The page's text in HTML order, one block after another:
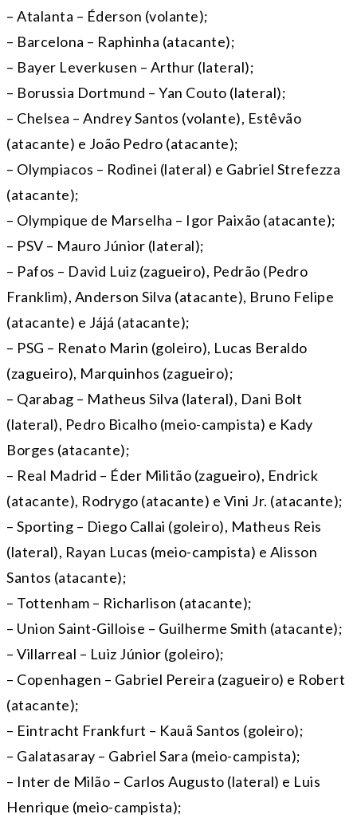
– Atalanta – Éderson (volante);
– Barcelona – Raphinha (atacante);
– Bayer Leverkusen – Arthur (lateral);
– Borussia Dortmund – Yan Couto (lateral);
– Chelsea – Andrey Santos (volante), Estêvão
(atacante) e João Pedro (atacante);
– Olympiacos – Rodinei (lateral) e Gabriel Strefezza
(atacante);
– Olympique de Marselha – Igor Paixão (atacante);
– PSV – Mauro Júnior (lateral);
– Pafos – David Luiz (zagueiro), Pedrão (Pedro
Franklim), Anderson Silva (atacante), Bruno Felipe
(atacante) e Jájá (atacante);
– PSG – Renato Marin (goleiro), Lucas Beraldo
(zagueiro), Marquinhos (zagueiro);
– Qarabag – Matheus Silva (lateral), Dani Bolt
(lateral), Pedro Bicalho (meio-campista) e Kady
Borges (atacante);
– Real Madrid – Éder Militão (zagueiro), Endrick
(atacante), Rodrygo (atacante) e Vini Jr. (atacante);
– Sporting – Diego Callai (goleiro), Matheus Reis
(lateral), Rayan Lucas (meio-campista) e Alisson
Santos (atacante);
– Tottenham – Richarlison (atacante);
– Union Saint-Gilloise – Guilherme Smith (atacante);
– Villarreal – Luiz Júnior (goleiro);
– Copenhagen – Gabriel Pereira (zagueiro) e Robert
(atacante);
– Eintracht Frankfurt – Kauã Santos (goleiro);
– Galatasaray – Gabriel Sara (meio-campista);
– Inter de Milão – Carlos Augusto (lateral) e Luis
Henrique (meio-campista);